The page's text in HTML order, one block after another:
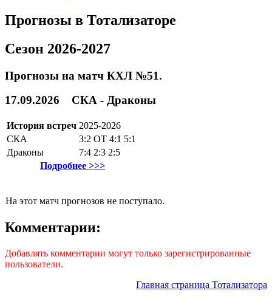
Прогнозы в Тотализаторе
Сезон 2026-2027
Прогнозы на матч КХЛ №51.
17.09.2026 СКА - Драконы
История встреч 2025-2026
СКА
3:2 ОТ 4:1 5:1
Драконы
7:4 2:3 2:5
Подробнее >>>
На этот матч прогнозов не поступало.
Комментарии:
Добавлять комментарии могут только зарегистрированные
пользователи.
Главная страница Тотализатора